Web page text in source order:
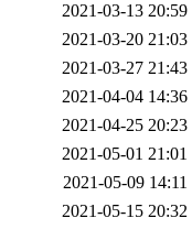
2021-03-13 20:59
2021-03-20 21:03
2021-03-27 21:43
2021-04-04 14:36
2021-04-25 20:23
2021-05-01 21:01
2021-05-09 14:11
2021-05-15 20:32